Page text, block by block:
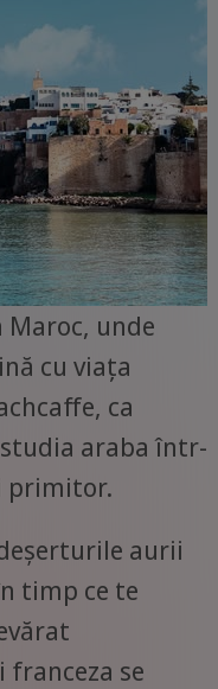
Maroc, unde
cu viața
ca
araba într-
primitor.
aurii
timp ce te
se